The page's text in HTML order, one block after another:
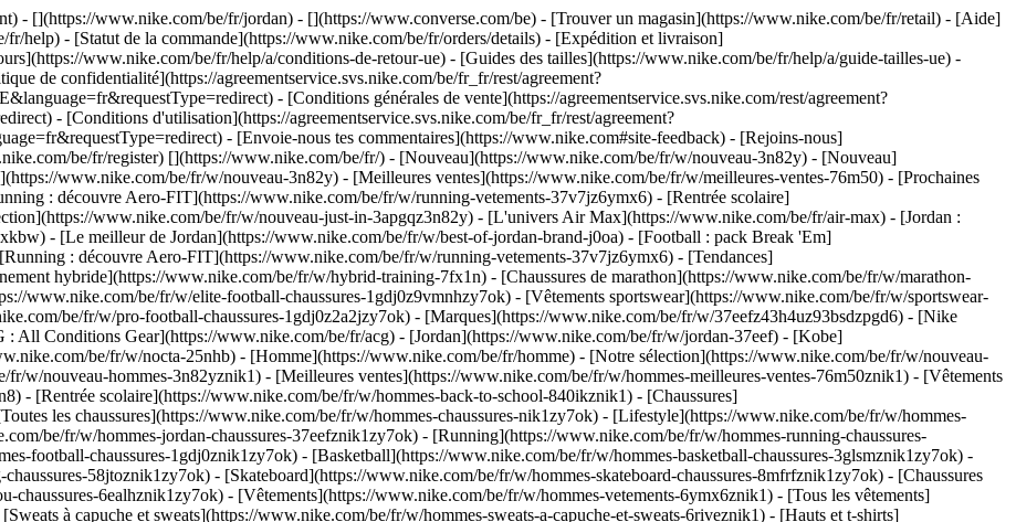
- [](https://www.nike.com/be/fr/jordan) - [](https://www.converse.com/be) - [Trouver un magasin](https://www.nike.com/be/fr/retail) - [Aide]
help) - [Statut de la commande](https://www.nike.com/be/fr/orders/details) - [Expédition et livraison]
www.nike.com/be/fr/help/a/conditions-de-retour-ue) - [Guides des tailles](https://www.nike.com/be/fr/help/a/guide-tailles-ue) -
de confidentialité](https://agreementservice.svs.nike.com/be/fr_fr/rest/agreement?
- [Conditions générales de vente](https://agreementservice.svs.nike.com/rest/agreement?
- [Conditions d'utilisation](https://agreementservice.svs.nike.com/be/fr_fr/rest/agreement?
- [Envoie-nous tes commentaires](https://www.nike.com#site-feedback) - [Rejoins-nous]
be/fr/register) [](https://www.nike.com/be/fr/) - [Nouveau](https://www.nike.com/be/fr/w/nouveau-3n82y) - [Nouveau]
www.nike.com/be/fr/w/nouveau-3n82y) - [Meilleures ventes](https://www.nike.com/be/fr/w/meilleures-ventes-76m50) - [Prochaines
: découvre Aero-FIT](https://www.nike.com/be/fr/w/running-vetements-37v7jz6ymx6) - [Rentrée scolaire]
www.nike.com/be/fr/w/nouveau-just-in-3apgqz3n82y) - [L'univers Air Max](https://www.nike.com/be/fr/air-max) - [Jordan :
- [Le meilleur de Jordan](https://www.nike.com/be/fr/w/best-of-jordan-brand-j0oa) - [Football : pack Break 'Em]
: découvre Aero-FIT](https://www.nike.com/be/fr/w/running-vetements-37v7jz6ymx6) - [Tendances]
hybride](https://www.nike.com/be/fr/w/hybrid-training-7fx1n) - [Chaussures de marathon](https://www.nike.com/be/fr/w/marathon-
www.nike.com/be/fr/w/elite-football-chaussures-1gdj0z9vmnhzy7ok) - [Vêtements sportswear](https://www.nike.com/be/fr/w/sportswear-
be/fr/w/pro-football-chaussures-1gdj0z2a2jzy7ok) - [Marques](https://www.nike.com/be/fr/w/37eefz43h4uz93bsdzpgd6) - [Nike
All Conditions Gear](https://www.nike.com/be/fr/acg) - [Jordan](https://www.nike.com/be/fr/w/jordan-37eef) - [Kobe]
be/fr/w/nocta-25nhb) - [Homme](https://www.nike.com/be/fr/homme) - [Notre sélection](https://www.nike.com/be/fr/w/nouveau-
w/nouveau-hommes-3n82yznik1) - [Meilleures ventes](https://www.nike.com/be/fr/w/hommes-meilleures-ventes-76m50znik1) - [Vêtements
- [Rentrée scolaire](https://www.nike.com/be/fr/w/hommes-back-to-school-840ikznik1) - [Chaussures]
les chaussures](https://www.nike.com/be/fr/w/hommes-chaussures-nik1zy7ok) - [Lifestyle](https://www.nike.com/be/fr/w/hommes-
be/fr/w/hommes-jordan-chaussures-37eefznik1zy7ok) - [Running](https://www.nike.com/be/fr/w/hommes-running-chaussures-
football-chaussures-1gdj0znik1zy7ok) - [Basketball](https://www.nike.com/be/fr/w/hommes-basketball-chaussures-3glsmznik1zy7ok) -
58jtoznik1zy7ok) - [Skateboard](https://www.nike.com/be/fr/w/hommes-skateboard-chaussures-8mfrfznik1zy7ok) - [Chaussures
chaussures-6ealhznik1zy7ok) - [Vêtements](https://www.nike.com/be/fr/w/hommes-vetements-6ymx6znik1) - [Tous les vêtements]
à capuche et sweats](https://www.nike.com/be/fr/w/hommes-sweats-a-capuche-et-sweats-6riveznik1) - [Hauts et t-shirts]